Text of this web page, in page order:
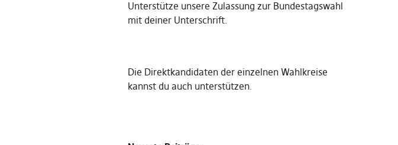
Unterstütze unsere Zulassung zur Bundestagswahl
mit deiner Unterschrift.
Die Direktkandidaten der einzelnen Wahlkreise
kannst du auch unterstützen.